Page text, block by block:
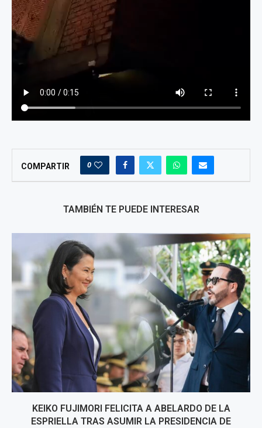
COMPARTIR 0
TAMBIÉN TE PUEDE INTERESAR
KEIKO FUJIMORI FELICITA A ABELARDO DE LA
ESPRIELLA TRAS ASUMIR LA PRESIDENCIA DE